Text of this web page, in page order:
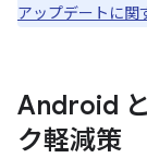
アップデートに関
Android
ク軽減策